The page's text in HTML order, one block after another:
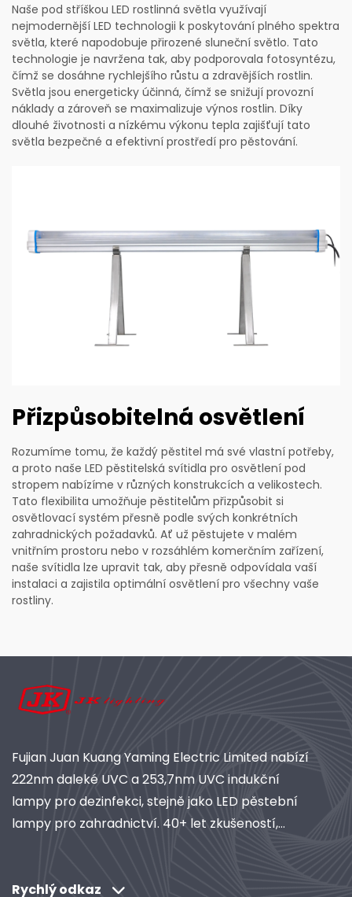
Naše pod stříškou LED rostlinná světla využívají
nejmodernější LED technologii k poskytování plného spektra
světla, které napodobuje přirozené sluneční světlo. Tato
technologie je navržena tak, aby podporovala fotosyntézu,
čímž se dosáhne rychlejšího růstu a zdravějších rostlin.
Světla jsou energeticky účinná, čímž se snižují provozní
náklady a zároveň se maximalizuje výnos rostlin. Díky
dlouhé životnosti a nízkému výkonu tepla zajišťují tato
světla bezpečné a efektivní prostředí pro pěstování.
Přizpůsobitelná osvětlení
Rozumíme tomu, že každý pěstitel má své vlastní potřeby,
a proto naše LED pěstitelská svítidla pro osvětlení pod
stropem nabízíme v různých konstrukcích a velikostech.
Tato flexibilita umožňuje pěstitelům přizpůsobit si
osvětlovací systém přesně podle svých konkrétních
zahradnických požadavků. Ať už pěstujete v malém
vnitřním prostoru nebo v rozsáhlém komerčním zařízení,
naše svítidla lze upravit tak, aby přesně odpovídala vaší
instalaci a zajistila optimální osvětlení pro všechny vaše
rostliny.
Fujian Juan Kuang Yaming Electric Limited nabízí
222nm daleké UVC a 253,7nm UVC indukční
lampy pro dezinfekci, stejně jako LED pěstební
lampy pro zahradnictví. 40+ let zkušeností,
Objevte naše řešení založené na výzkumu a
Rychlý odkaz